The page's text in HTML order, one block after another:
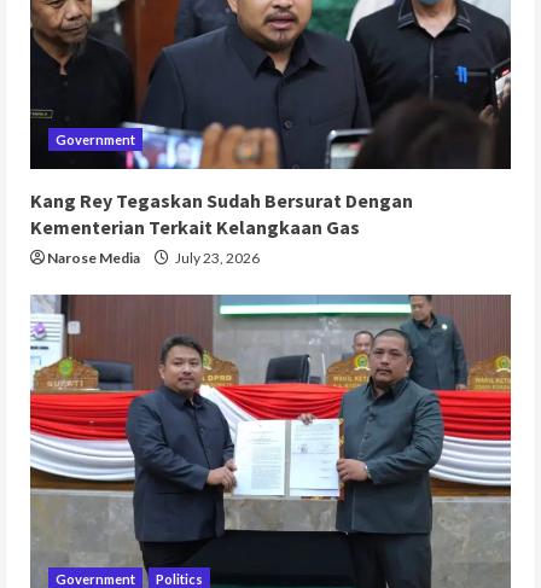
Government
Kang Rey Tegaskan Sudah Bersurat Dengan
Kementerian Terkait Kelangkaan Gas
Narose Media July 23, 2026
Government Politics